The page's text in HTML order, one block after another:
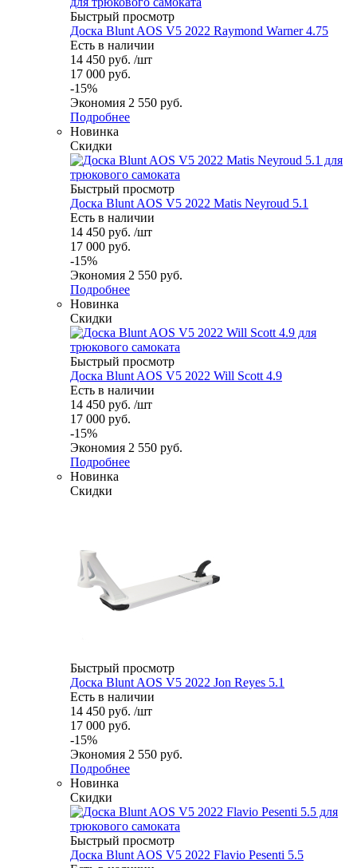
Быстрый просмотр
Доска Blunt AOS V5 2022 Raymond Warner 4.75
Есть в наличии
14 450 руб. /шт
17 000 руб.
-15%
Экономия 2 550 руб.
Подробнее
Новинка
Скидки
Быстрый просмотр
Доска Blunt AOS V5 2022 Matis Neyroud 5.1
Есть в наличии
14 450 руб. /шт
17 000 руб.
-15%
Экономия 2 550 руб.
Подробнее
Новинка
Скидки
Быстрый просмотр
Доска Blunt AOS V5 2022 Will Scott 4.9
Есть в наличии
14 450 руб. /шт
17 000 руб.
-15%
Экономия 2 550 руб.
Подробнее
Новинка
Скидки
Быстрый просмотр
Доска Blunt AOS V5 2022 Jon Reyes 5.1
Есть в наличии
14 450 руб. /шт
17 000 руб.
-15%
Экономия 2 550 руб.
Подробнее
Новинка
Скидки
Быстрый просмотр
Доска Blunt AOS V5 2022 Flavio Pesenti 5.5